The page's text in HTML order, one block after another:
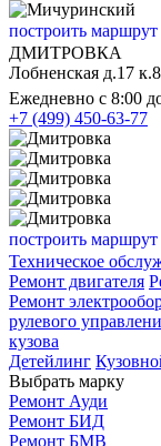
построить маршрут
ДМИТРОВКА
Лобненская д.17 к.8
Ежедневно с 8:00
+7 (499) 450-63-77
построить маршрут
Техническое
Ремонт двигателя
Ремонт
рулевого
кузова
Детейлинг
Выбрать марку
Ремонт Ауди
Ремонт БИД
Ремонт БМВ